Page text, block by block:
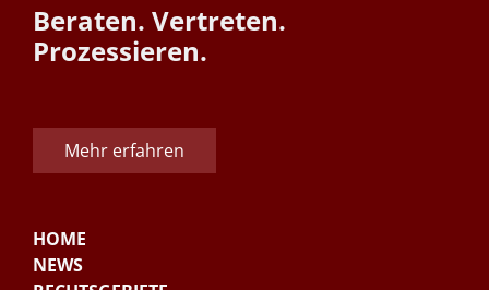
Beraten. Vertreten.
Prozessieren.
Mehr erfahren
HOME
NEWS